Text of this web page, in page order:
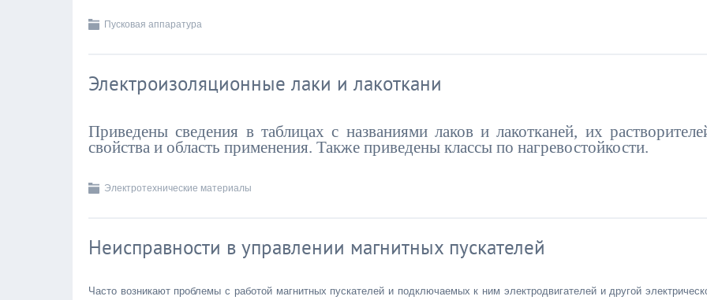
Пусковая аппаратура
Электроизоляционные лаки и лакоткани
Приведены сведения в таблицах с названиями лаков и лакотканей, их
свойства и область применения. Также приведены классы по нагревостойкости.
Электротехнические материалы
Неисправности в управлении магнитных пускателей
Часто возникают проблемы с работой магнитных пускателей и подключаемых к ним электродвигателей и другой